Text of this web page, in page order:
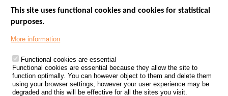
Footer
PROCESSING OF PERSONAL DATA FROM ROAD ACCIDENTS
KNOWLEDGE CENTRE
This site uses functional cookies and cookies for statistical
purposes.
More information
Functional cookies are essential
Functional cookies are essential because they allow the site to
function optimally. You can however object to them and delete them
using your browser settings, however your user experience may be
degraded and this will be effective for all the sites you visit.